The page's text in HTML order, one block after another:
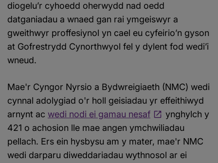
diogelu’r cyhoedd oherwydd nad oedd
datganiadau a wnaed gan rai ymgeiswyr a
gweithwyr proffesiynol yn cael eu cyfeirio’n gyson
at Gofrestrydd Cynorthwyol fel y dylent fod wedi’i
wneud.
Mae'r Cyngor Nyrsio a Bydwreigiaeth (NMC) wedi
cynnal adolygiad o'r holl geisiadau yr effeithiwyd
arnynt ac wedi nodi ei gamau nesaf
ynghylch y
421 o achosion lle mae angen ymchwiliadau
pellach. Ers ein hysbysu am y mater, mae'r NMC
wedi darparu diweddariadau wythnosol ar ei